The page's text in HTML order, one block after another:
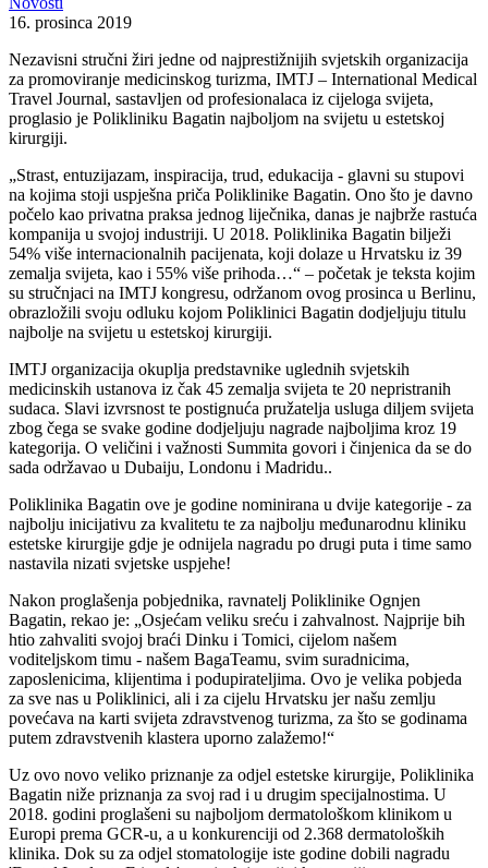
16. prosinca 2019
Nezavisni stručni žiri jedne od najprestižnijih svjetskih organizacija
za promoviranje medicinskog turizma, IMTJ – International Medical
Travel Journal, sastavljen od profesionalaca iz cijeloga svijeta,
proglasio je Polikliniku Bagatin najboljom na svijetu u estetskoj
kirurgiji.
„Strast, entuzijazam, inspiracija, trud, edukacija - glavni su stupovi
na kojima stoji uspješna priča Poliklinike Bagatin. Ono što je davno
počelo kao privatna praksa jednog liječnika, danas je najbrže rastuća
kompanija u svojoj industriji. U 2018. Poliklinika Bagatin bilježi
54% više internacionalnih pacijenata, koji dolaze u Hrvatsku iz 39
zemalja svijeta, kao i 55% više prihoda…“ – početak je teksta kojim
su stručnjaci na IMTJ kongresu, održanom ovog prosinca u Berlinu,
obrazložili svoju odluku kojom Poliklinici Bagatin dodjeljuju titulu
najbolje na svijetu u estetskoj kirurgiji.
IMTJ organizacija okuplja predstavnike uglednih svjetskih
medicinskih ustanova iz čak 45 zemalja svijeta te 20 nepristranih
sudaca. Slavi izvrsnost te postignuća pružatelja usluga diljem svijeta
zbog čega se svake godine dodjeljuju nagrade najboljima kroz 19
kategorija. O veličini i važnosti Summita govori i činjenica da se do
sada održavao u Dubaiju, Londonu i Madridu..
Poliklinika Bagatin ove je godine nominirana u dvije kategorije - za
najbolju inicijativu za kvalitetu te za najbolju međunarodnu kliniku
estetske kirurgije gdje je odnijela nagradu po drugi puta i time samo
nastavila nizati svjetske uspjehe!
Nakon proglašenja pobjednika, ravnatelj Poliklinike Ognjen
Bagatin, rekao je: „Osjećam veliku sreću i zahvalnost. Najprije bih
htio zahvaliti svojoj braći Dinku i Tomici, cijelom našem
voditeljskom timu - našem BagaTeamu, svim suradnicima,
zaposlenicima, klijentima i podupirateljima. Ovo je velika pobjeda
za sve nas u Poliklinici, ali i za cijelu Hrvatsku jer našu zemlju
povećava na karti svijeta zdravstvenog turizma, za što se godinama
putem zdravstvenih klastera uporno zalažemo!“
Uz ovo novo veliko priznanje za odjel estetske kirurgije, Poliklinika
Bagatin niže priznanja za svoj rad i u drugim specijalnostima. U
2018. godini proglašeni su najboljom dermatološkom klinikom u
Europi prema GCR-u, a u konkurenciji od 2.368 dermatoloških
klinika. Dok su za odjel stomatologije iste godine dobili nagradu